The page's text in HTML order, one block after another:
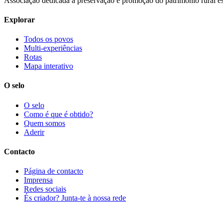
Explorar
Todos os povos
Multi-experiências
Rotas
Mapa interativo
O selo
O selo
Como é que é obtido?
Quem somos
Aderir
Contacto
Página de contacto
Imprensa
Redes sociais
És criador? Junta-te à nossa rede